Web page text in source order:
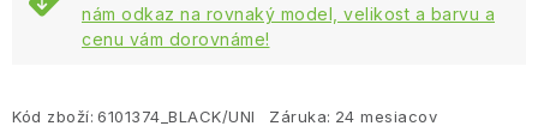
nám odkaz na rovnaký model, velikost a barvu a
cenu vám dorovnáme!
Kód zboží: 6101374_BLACK/UNI Záruka: 24 mesiacov